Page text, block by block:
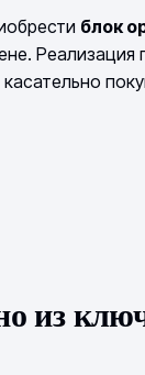
блок
Реализация
из